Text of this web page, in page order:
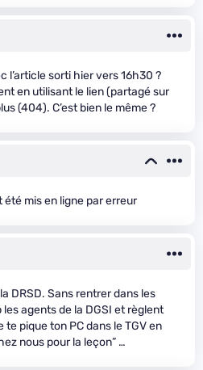
l’article sorti hier vers 16h30 ?
en utilisant le lien (partagé sur
(404). C’est bien le même ?
été mis en ligne par erreur
DRSD. Sans rentrer dans les
les agents de la DGSI et règlent
pique ton PC dans le TGV en
nous pour la leçon” …